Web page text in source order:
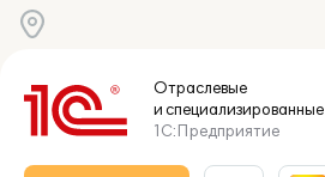
Отраслевые
и специализированные
1С:Предприятие